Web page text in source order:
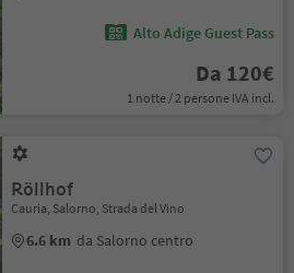
Alto Adige Guest Pass
Da 120€
1 notte / 2 persone IVA incl.
Röllhof
Cauria, Salorno, Strada del Vino
6.6 km da Salorno centro